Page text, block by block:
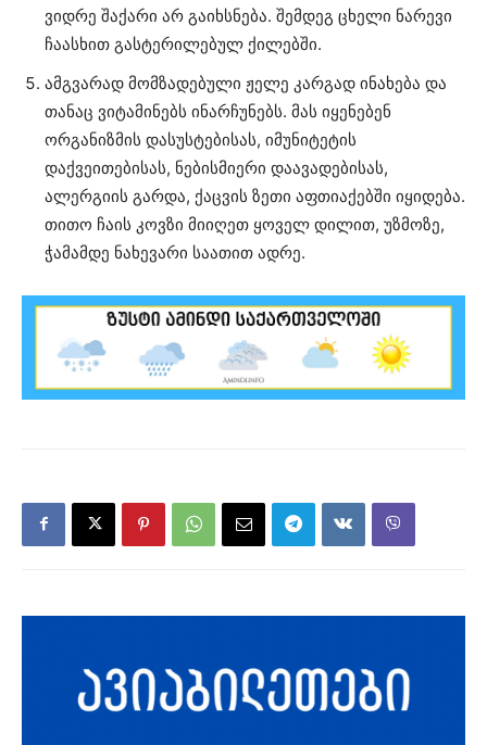
ვიდრე შაქარი არ გაიხსნება. შემდეგ ცხელი ნარევი
ჩაასხით გასტერილებულ ქილებში.
ამგვარად მომზადებული ჟელე კარგად ინახება და
თანაც ვიტამინებს ინარჩუნებს. მას იყენებენ
ორგანიზმის დასუსტებისას, იმუნიტეტის
დაქვეითებისას, ნებისმიერი დაავადებისას,
ალერგიის გარდა, ქაცვის ზეთი აფთიაქებში იყიდება.
თითო ჩაის კოვზი მიიღეთ ყოველ დილით, უზმოზე,
ჭამამდე ნახევარი საათით ადრე.